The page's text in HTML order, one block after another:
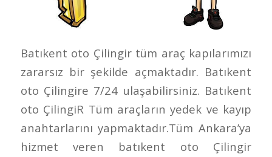
Batıkent oto Çilingir tüm araç kapılarımızı
zararsız bir şekilde açmaktadır. Batıkent
oto Çilingire 7/24 ulaşabilirsiniz. Batıkent
oto ÇilingiR Tüm araçların yedek ve kayıp
anahtarlarını yapmaktadır.Tüm Ankara’ya
hizmet veren batıkent oto Çilingir